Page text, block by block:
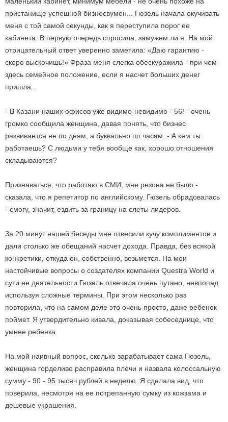
пристанище успешной бизнесвумен... Гюзель начала окучивать
меня с той самой секунды, как я переступила порог ее
кабинета. В первую очередь спросила, замужем ли я. На мой
отрицательный ответ уверенно заметила: «Даю гарантию -
скоро выскочишь!» Фраза меня слегка обескуражила - при чем
здесь семейное положение, если я насчет больших денег
пришла...
- В Казани наших офисов уже видимо-невидимо - 56! - очень
громко сообщила женщина, давая понять, что бизнес
развивается не по дням, а буквально по часам. - А кем ты
работаешь? С людьми у тебя вообще как, хорошо отношения
складываются?
Признаваться, что работаю в СМИ, мне резона не было -
сказала, что я репетитор по английскому. Гюзель обрадовалась
- смогу, значит, ездить за границу на слеты лидеров.
За 20 минут нашей беседы мне отвесили кучу комплиментов и
дали столько же обещаний насчет дохода. Правда, без всякой
конкретики, откуда он, собственно, возьмется. На мои
настойчивые вопросы о создателях компании Questra World и
сути ее деятельности Гюзель отвечала очень путано, невпопад
используя сложные термины. При этом несколько раз
повторила, что на самом деле это очень просто, даже ребенок
поймет. Я утвердительно кивала, доказывая собеседнице, что
умнее ребенка.
На мой наивный вопрос, сколько зарабатывает сама Гюзель,
женщина горделиво расправила плечи и назвала колоссальную
сумму - 90 - 95 тысяч рублей в неделю. Я сделала вид, что
поверила, несмотря на ее потрепанную сумку из кожзама и
дешевые украшения.